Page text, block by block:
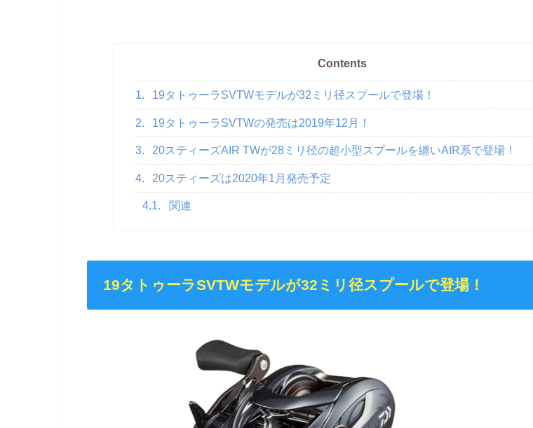
Contents
1. 19タトゥーラSVTWモデルが32ミリ径スプールで登場！
2. 19タトゥーラSVTWの発売は2019年12月！
3. 20スティーズAIR TWが28ミリ径の超小型スプールを纏いAIR系で登場！
4. 20スティーズは2020年1月発売予定
4.1. 関連
19タトゥーラSVTWモデルが32ミリ径スプールで登場！